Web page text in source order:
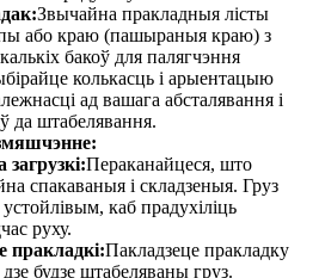
Звычайна пракладныя лісты
або краю (пашыраныя краю) з
бакоў для палягчэння
колькасць і арыентацыю
ад вашага абсталявання і
да штабелявання.
Пераканайцеся, што
спакаваныя і складзеныя. Груз
каб прадухіліць
руху.
пракладкі:Пакладзеце пракладку
будзе штабеляваны груз.